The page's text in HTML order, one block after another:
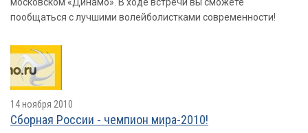
пообщаться с лучшими волейболистками современности!
14 ноября 2010
Сборная России - чемпион мира-2010!